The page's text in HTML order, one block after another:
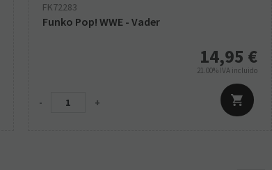
FK72283
Funko Pop! WWE - Vader
14,95 €
21.00% IVA incluido
- +